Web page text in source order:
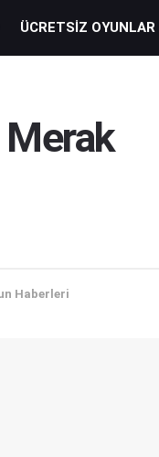
ÜCRETSIZ OYUNLAR
Merak
Haberleri